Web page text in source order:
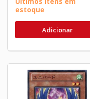
estoque
Adicionar